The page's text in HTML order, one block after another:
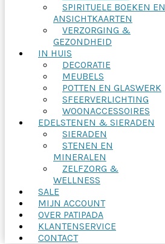
SPIRITUELE BOEKEN EN
ANSICHTKAARTEN
VERZORGING &
GEZONDHEID
IN HUIS
DECORATIE
MEUBELS
POTTEN EN GLASWERK
SFEERVERLICHTING
WOONACCESSOIRES
EDELSTENEN & SIERADEN
SIERADEN
STENEN EN
MINERALEN
ZELFZORG &
WELLNESS
SALE
MIJN ACCOUNT
OVER PATIPADA
KLANTENSERVICE
CONTACT